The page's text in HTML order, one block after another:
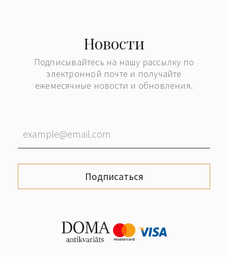
Новости
Подписывайтесь на нашу рассылку по
электронной почте и получайте
ежемесячные новости и обновления.
Подписаться